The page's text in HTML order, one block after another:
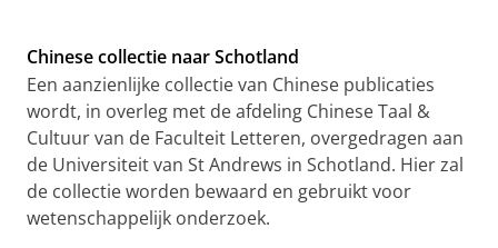
Chinese collectie naar Schotland
Een aanzienlijke collectie van Chinese publicaties
wordt, in overleg met de afdeling Chinese Taal &
Cultuur van de Faculteit Letteren, overgedragen aan
de Universiteit van St Andrews in Schotland. Hier zal
de collectie worden bewaard en gebruikt voor
wetenschappelijk onderzoek.